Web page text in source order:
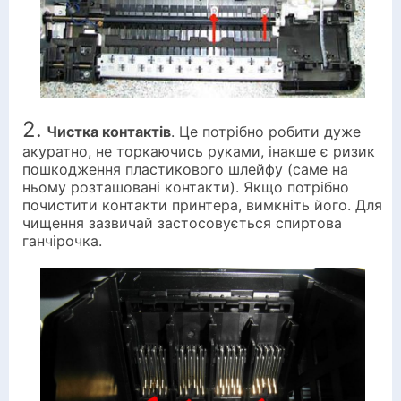
2. Чистка контактів. Це потрібно робити дуже
акуратно, не торкаючись руками, інакше є ризик
пошкодження пластикового шлейфу (саме на
ньому розташовані контакти). Якщо потрібно
почистити контакти принтера, вимкніть його. Для
чищення зазвичай застосовується спиртова
ганчірочка.